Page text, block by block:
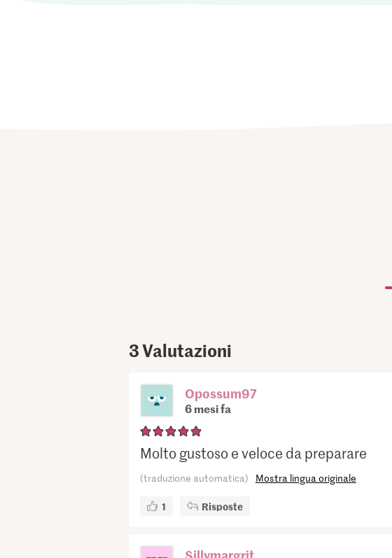
3Valutazioni
Opossum97
6 mesi fa
Molto gustoso e veloce da preparare
(traduzione automatica) Mostra lingua originale
1 Risposte